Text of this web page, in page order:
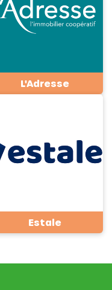
L'Adresse
Estale